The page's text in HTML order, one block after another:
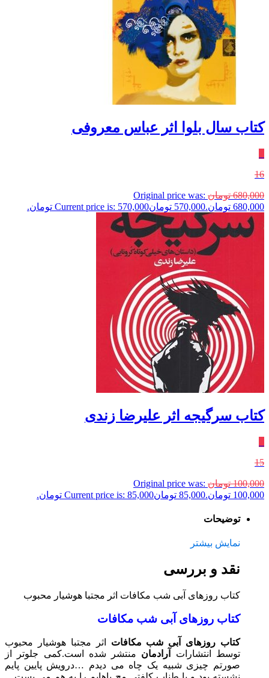
کتاب سال بلوا اثر عباس معروفی
16
680,000 تومان Original price was:
680,000 تومان.
570,000 تومانCurrent price is: 570,000 تومان.
کتاب سرگیجه اثر علیرضا زندی
15
100,000 تومان Original price was:
100,000 تومان.
85,000 تومانCurrent price is: 85,000 تومان.
توضیحات
نمایش بیشتر
نقد و بررسی
کتاب روزهای آبی شب مکافات اثر مجتبا هوشیار محبوب
کتاب روزهای آبی شب مکافات
کتاب روزهای آبی شب مکافات اثر مجتبا هوشیار محبوب
توسط انتشارات
آرادمان منتشر شده است.کمی جلوتر از
صورتم چیزی شبیه یک چاه می دیدم …درویش پایین پایم